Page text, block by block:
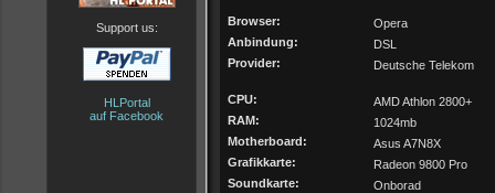
Support us:
HLPortal
auf Facebook
Browser:
Opera
Anbindung:
DSL
Provider:
Deutsche Telekom
CPU:
AMD Athlon 2800+
RAM:
1024mb
Motherboard:
Asus A7N8X
Grafikkarte:
Radeon 9800 Pro
Soundkarte:
Onborad